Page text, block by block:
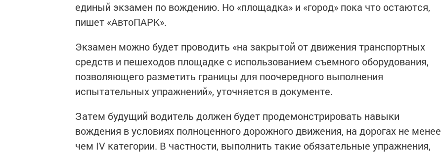
единый экзамен по вождению. Но «площадка» и «город» пока что остаются,
пишет «АвтоПАРК».
Экзамен можно будет проводить «на закрытой от движения транспортных
средств и пешеходов площадке с использованием съемного оборудования,
позволяющего разметить границы для поочередного выполнения
испытательных упражнений», уточняется в документе.
Затем будущий водитель должен будет продемонстрировать навыки
вождения в условиях полноценного дорожного движения, на дорогах не менее
чем IV категории. В частности, выполнить такие обязательные упражнения,